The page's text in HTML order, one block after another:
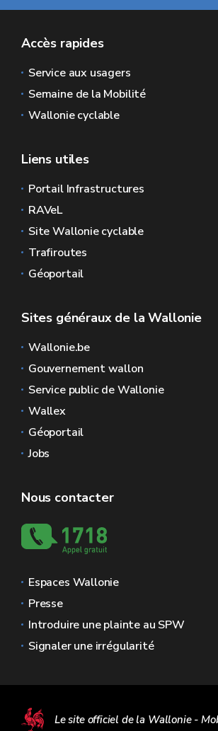
Accès rapides
Service aux usagers
Semaine de la Mobilité
Wallonie cyclable
Liens utiles
Portail Infrastructures
RAVeL
Site Wallonie cyclable
Trafiroutes
Géoportail
Sites généraux de la Wallonie
Wallonie.be
Gouvernement wallon
Service public de Wallonie
Wallex
Géoportail
Jobs
Nous contacter
Espaces Wallonie
Presse
Introduire une plainte au SPW
Signaler une irrégularité
Le site officiel de la Wallonie -